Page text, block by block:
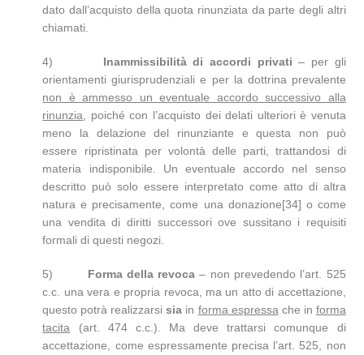
dato dall’acquisto della quota rinunziata da parte degli altri
chiamati.
4) Inammissibilità di accordi privati – per gli
orientamenti giurisprudenziali e per la dottrina prevalente
non è ammesso un eventuale accordo successivo alla
rinunzia , poiché con l’acquisto dei delati ulteriori è venuta
meno la delazione del rinunziante e questa non può
essere ripristinata per volontà delle parti, trattandosi di
materia indisponibile. Un eventuale accordo nel senso
descritto può solo essere interpretato come atto di altra
natura e precisamente, come una donazione[34] o come
una vendita di diritti successori ove sussitano i requisiti
formali di questi negozi.
5) Forma della revoca – non prevedendo l’art. 525
c.c. una vera e propria revoca, ma un atto di accettazione,
questo potrà realizzarsisia in forma espressa che in forma
tacita (art. 474 c.c.). Ma deve trattarsi comunque di
accettazione, come espressamente precisa l’art. 525, non